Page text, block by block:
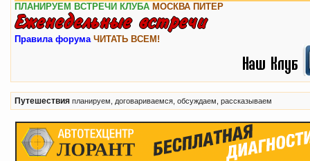
ПЛАНИРУЕМ ВСТРЕЧИ КЛУБА МОСКВА ПИТЕР
Правила форума ЧИТАТЬ ВСЕМ!
Путешествия планируем, договариваемся, обсуждаем, рассказываем